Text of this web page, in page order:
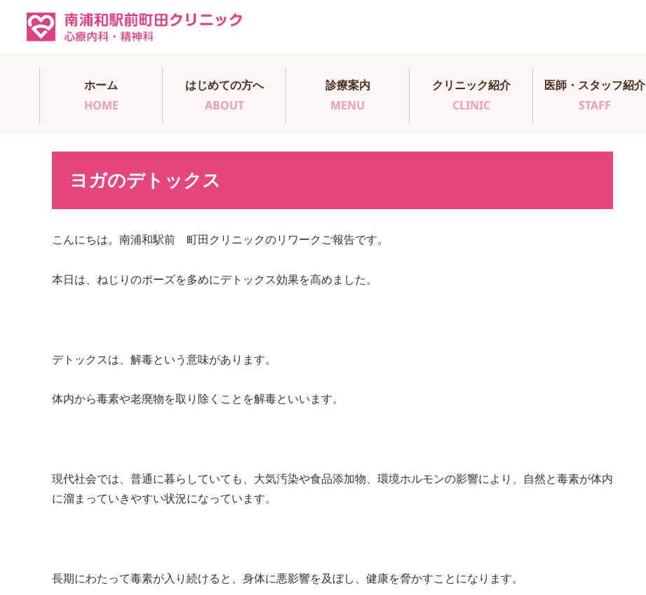
ホーム
HOME
はじめての方へ
ABOUT
診療案内
MENU
クリニック紹介
CLINIC
医師・スタッフ紹介
STAFF
ヨガのデトックス
こんにちは。南浦和駅前 町田クリニックのリワークご報告です。
本日は、ねじりのポーズを多めにデトックス効果を高めました。
デトックスは、解毒という意味があります。
体内から毒素や老廃物を取り除くことを解毒といいます。
現代社会では、普通に暮らしていても、大気汚染や食品添加物、環境ホルモンの影響により、自然と毒素が体内
に溜まっていきやすい状況になっています。
長期にわたって毒素が入り続けると、身体に悪影響を及ぼし、健康を脅かすことになります。